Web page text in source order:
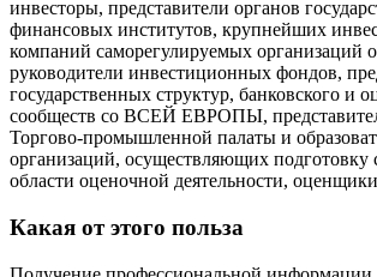
инвесторы, представители органов
финансовых институтов, крупнейших
компаний саморегулируемых организаций
руководители инвестиционных фондов,
государственных структур, банковского и
сообществ со ВСЕЙ ЕВРОПЫ,
Торгово-промышленной палаты и
организаций, осуществляющих подготовку
области оценочной деятельности,
Какая от этого польза